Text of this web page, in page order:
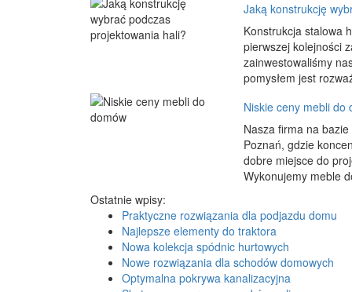
Jaką konstrukcję
Konstrukcja stalowa
pierwszej kolejności
zainwestowaliśmy
pomysłem jest
Niskie ceny mebli do
Nasza firma na
Poznań, gdzie
dobre miejsce do
Wykonujemy meble
Ostatnie wpisy:
Praktyczne rozwiązania dla podjazdu domu
Najlepsze elementy do traktora
Nowa kolekcja spódnic hurtowych
Nowe rozwiązania dla schodów domowych
Optymalna pokrywa kanalizacyjna